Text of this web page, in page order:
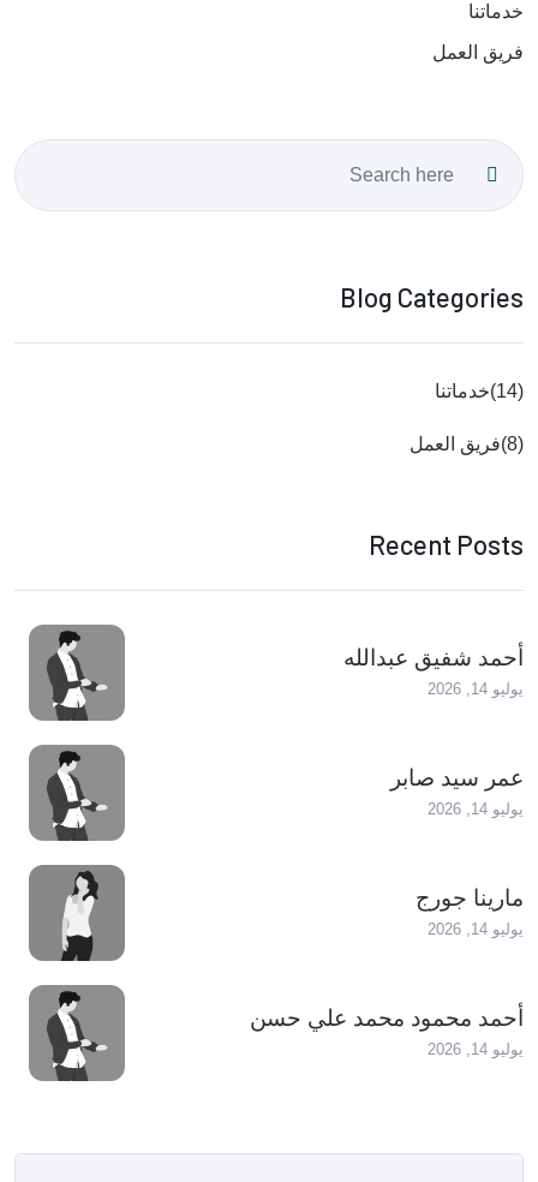
خدماتنا
فريق العمل
Blog Categories
خدماتنا (14)
فريق العمل (8)
Recent Posts
أحمد شفيق عبدالله
يوليو 14, 2026
عمر سيد صابر
يوليو 14, 2026
مارينا جورج
يوليو 14, 2026
أحمد محمود محمد علي حسن
يوليو 14, 2026